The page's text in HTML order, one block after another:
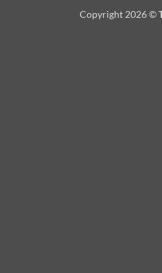
Copyright 2026 ©